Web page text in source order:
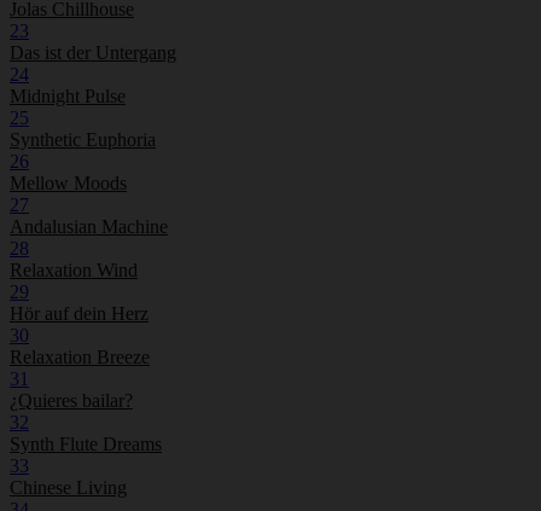
Jolas Chillhouse
23
Das ist der Untergang
24
Midnight Pulse
25
Synthetic Euphoria
26
Mellow Moods
27
Andalusian Machine
28
Relaxation Wind
29
Hör auf dein Herz
30
Relaxation Breeze
31
¿Quieres bailar?
32
Synth Flute Dreams
33
Chinese Living